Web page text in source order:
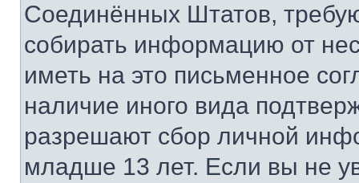
Соединённых Штатов,
собирать информацию от
иметь на это письменное
наличие иного вида
разрешают сбор личной
младше 13 лет. Если вы не